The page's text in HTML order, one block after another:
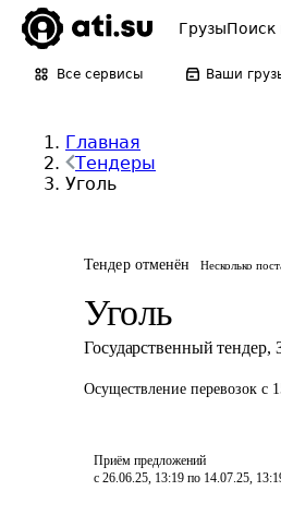
ГрузыПоиск
Все сервисы Ваши
Главная
Тендеры
Уголь
Тендер отменён Несколько
Уголь
Государственный тендер,
Осуществление перевозок с
Приём предложений
с 26.06.25, 13:19 по 14.07.25,